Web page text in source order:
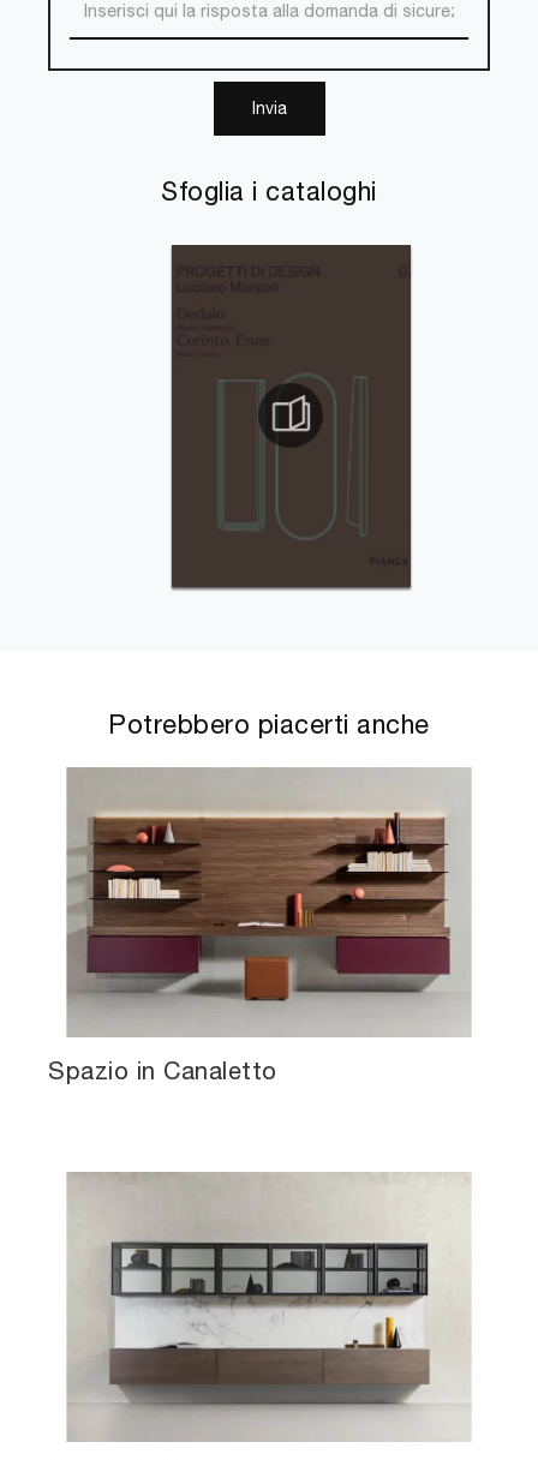
Sfoglia i cataloghi
Invia
Potrebbero piacerti anche
Spazio in Canaletto